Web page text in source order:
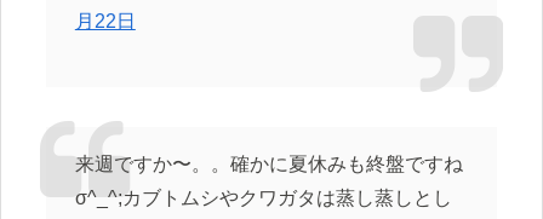
月22日
来週ですか〜。。確かに夏休みも終盤ですね
σ^_^;カブトムシやクワガタは蒸し蒸しとし